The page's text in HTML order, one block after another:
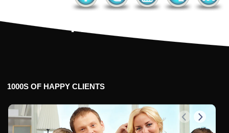
Facebook
1000S OF HAPPY CLIENTS